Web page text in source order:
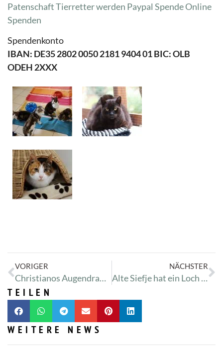
Patenschaft Tierretter werden Paypal SpendeOnline
Spenden
Spendenkonto
IBAN: DE35 2802 0050 2181 9404 01 BIC: OLB
ODEH 2XXX
VORIGER
Christianos Augendrama
NÄCHSTER
Alte Siefje hat ein Loch im Gaumen
TEILEN
WEITERE NEWS